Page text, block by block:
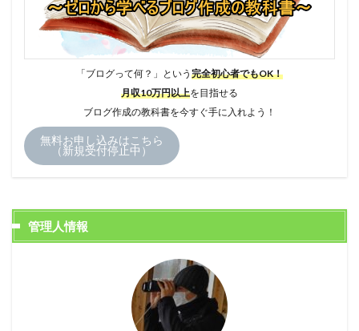
「ブログって何？」という 完全初心者でもOK！
月収10万円以上を目指せる
ブログ作成の教科書を今すぐ手に入れよう！
無料お申し込みはこちら
（新規受付停止中）
管理人情報